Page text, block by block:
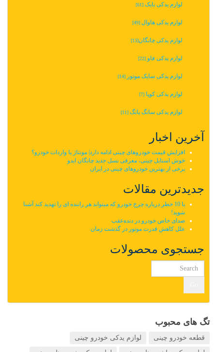
لوازم یدکی بایک [61]
لوازم یدکی هاوال [49]
لوازم یدکی چانگان‬‎[13]
لوازم یدکی فاو [22]
لوازم یدکی سایک موتور [14]
لوازم یدکی کوپا [7]
لوازم یدکی سانگ یانگ [11]
آخرین اخبار
افزایش قیمت خودروهای چینی ادامه دارد| مونتاژ یا واردات خودرو؟
خوش استایل چینی، معرفی نسل جدید چانگان ایدو
برخی از بهترین خودروهای چینی در ایران
جدیدترین مقالات
با 10 خطر درباره چرخ خودرو که میتواند هر راننده ای را تهدید کند آشنا
شوید!
صدای خاص خودرو در دنده‌عقب
علل کاهش قدرت موتور در گذشت زمان
جستجوی محصولات
تگ های محبوب
قطعه خودرو چینی لوازم یدکی خودرو چینی